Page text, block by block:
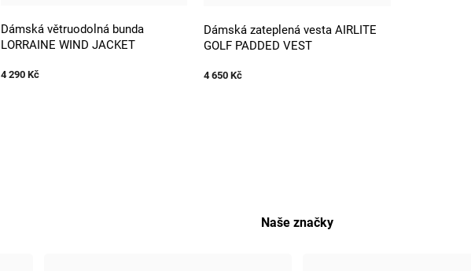
Dámská větruodolná bunda
LORRAINE WIND JACKET
4 290 Kč
Dámská zateplená vesta AIRLITE
GOLF PADDED VEST
4 650 Kč
Naše značky